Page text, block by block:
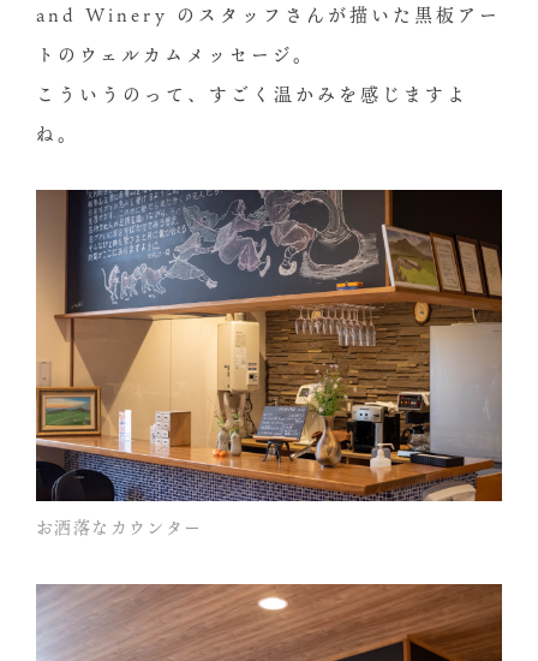
and Winery のスタッフさんが描いた黒板アー
トのウェルカムメッセージ。
こういうのって、すごく温かみを感じますよ
ね。
お洒落なカウンター